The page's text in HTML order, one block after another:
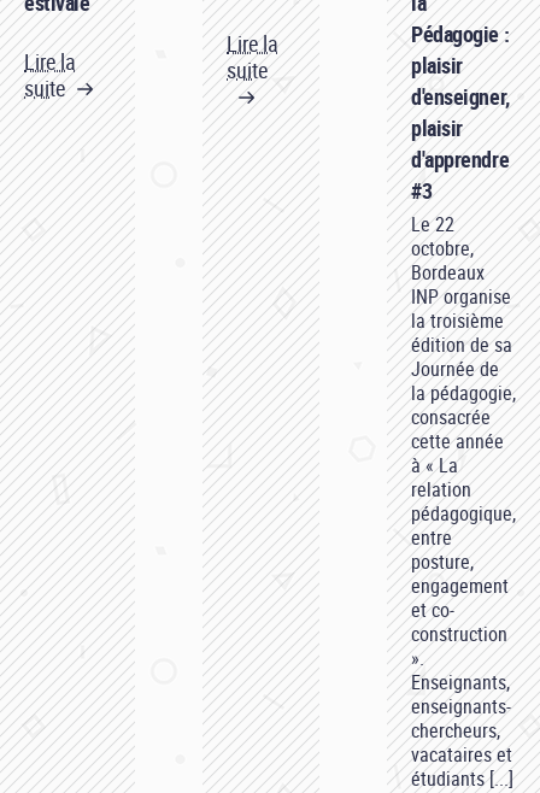
Lire la
suite
Lire la
suite
Pédagogie :
plaisir
d'enseigner,
plaisir
d'apprendre
#3
Le 22
octobre,
Bordeaux
INP organise
la troisième
édition de sa
Journée de
la pédagogie,
consacrée
cette année
à « La
relation
pédagogique,
entre
posture,
engagement
et co-
construction
».
Enseignants,
enseignants-
chercheurs,
vacataires et
étudiants [...]